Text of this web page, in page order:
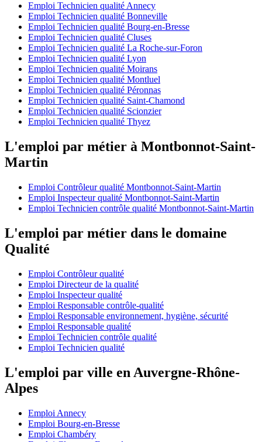
Emploi Technicien qualité Annecy
Emploi Technicien qualité Bonneville
Emploi Technicien qualité Bourg-en-Bresse
Emploi Technicien qualité Cluses
Emploi Technicien qualité La Roche-sur-Foron
Emploi Technicien qualité Lyon
Emploi Technicien qualité Moirans
Emploi Technicien qualité Montluel
Emploi Technicien qualité Péronnas
Emploi Technicien qualité Saint-Chamond
Emploi Technicien qualité Scionzier
Emploi Technicien qualité Thyez
L'emploi par métier à Montbonnot-Saint-
Martin
Emploi Contrôleur qualité Montbonnot-Saint-Martin
Emploi Inspecteur qualité Montbonnot-Saint-Martin
Emploi Technicien contrôle qualité Montbonnot-Saint-Martin
L'emploi par métier dans le domaine
Qualité
Emploi Contrôleur qualité
Emploi Directeur de la qualité
Emploi Inspecteur qualité
Emploi Responsable contrôle-qualité
Emploi Responsable environnement, hygiène, sécurité
Emploi Responsable qualité
Emploi Technicien contrôle qualité
Emploi Technicien qualité
L'emploi par ville en Auvergne-Rhône-
Alpes
Emploi Annecy
Emploi Bourg-en-Bresse
Emploi Chambéry